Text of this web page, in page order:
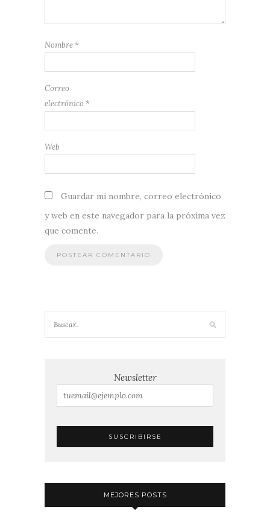
Nombre *
Correo
electrónico *
Web
Guardar mi nombre, correo electrónico
y web en este navegador para la próxima vez
que comente.
Newsletter
MEJORES POSTS